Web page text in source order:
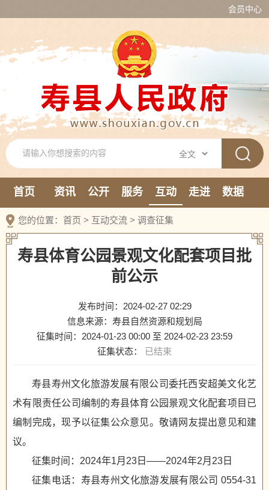
会员中心
首页 资讯 公开 服务 互动 走进
数据
您的位置： 首页 > 互动交流 > 调查征集
寿县体育公园景观文化配套项目批
前公示
发布时间：2024-02-27 02:29
信息来源：寿县自然资源和规划局
征集时间： 2024-01-23 00:00 至 2024-02-23 23:59
征集状态： 已结束
寿县寿州文化旅游发展有限公司委托西安超美文化艺
术有限责任公司编制的寿县体育公园景观文化配套项目已
编制完成，现予以征集公众意见。敬请网友提出意见和建
议。
征集时间：2024年1月23日——2024年2月23日
征集电话：寿县寿州文化旅游发展有限公司 0554-31